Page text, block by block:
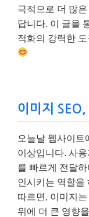
극적으로 더 많
답니다. 이 글을
적화의 강력한
이미지
오늘날 웹사이트
이상입니다. 사
를 빠르게 전달
인시키는 역할을
따르면, 이미지
위에 더 큰 영향